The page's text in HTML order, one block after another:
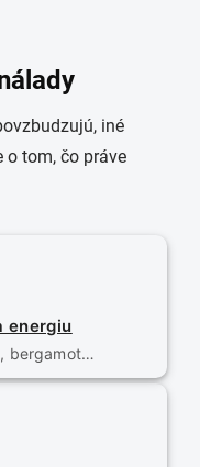
iné
o tom, čo práve
energiu
bergamot…